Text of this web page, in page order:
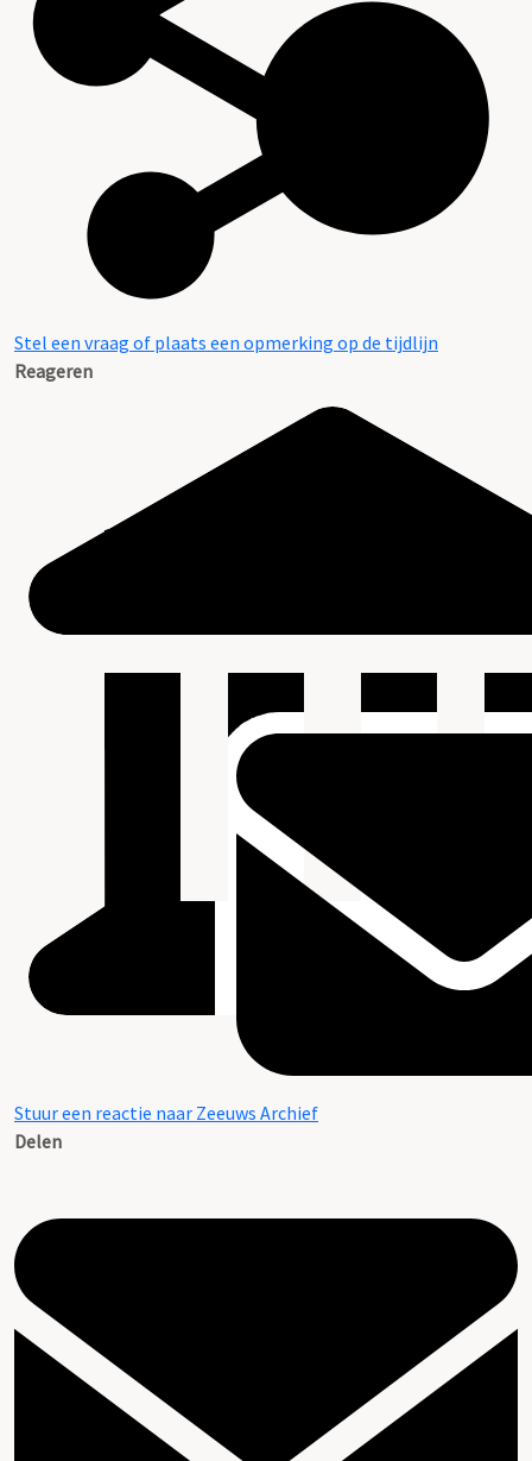
Stel een vraag of plaats een opmerking op de tijdlijn
Reageren
Stuur een reactie naar Zeeuws Archief
Delen